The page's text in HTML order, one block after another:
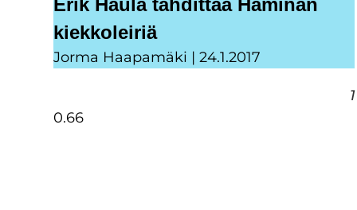
Erik Haula tähdittää Haminan
kiekkoleiriä
Jorma Haapamäki 24.1.2017
1